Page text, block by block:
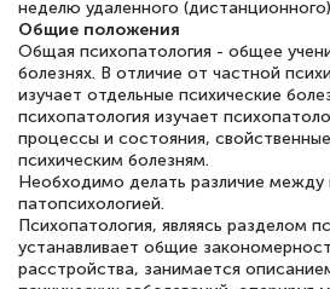
Светлана К
Знаток города 7 уровня
10 марта 2026
Оставила заявку на
быстро ответили,
Обучение понравилось:
количество тематической
неделю удаленного
Общие положения
Общая психопатология - общее
болезнях. В отличие от частной
изучает отдельные психические
психопатология изучает
процессы и состояния,
психическим болезням.
Необходимо делать различие между
патопсихологией.
Психопатология, являясь разделом
устанавливает общие
расстройства, занимается